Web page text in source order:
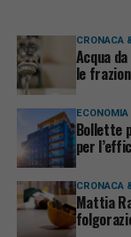
CRONACA
Acqua
le
Bollette
per
CRONACA
Mattia